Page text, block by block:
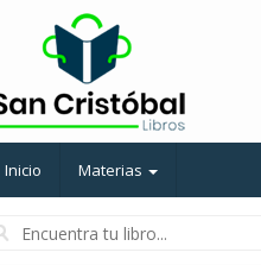
Inicio Materias